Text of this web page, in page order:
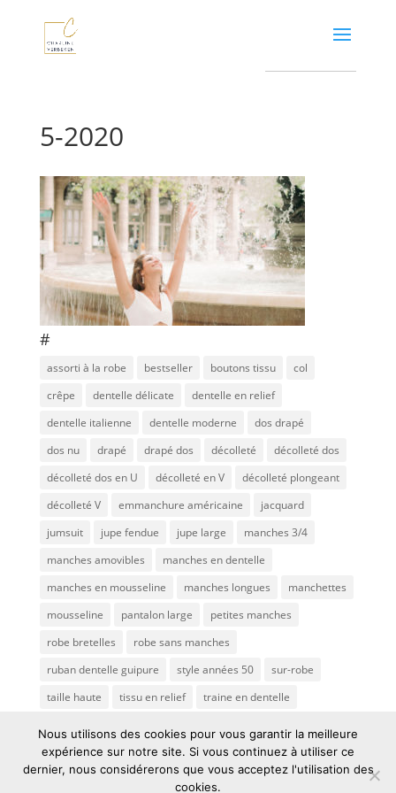
5-2020
#
assorti à la robe bestseller boutons tissu
col
crêpe
dentelle délicate
dentelle en relief
dentelle italienne
dentelle moderne
dos drapé
dos nu
drapé drapé dos décolleté
décolleté dos
décolleté dos en U
décolleté en V
décolleté plongeant
décolleté V
emmanchure américaine
jacquard
jumsuit
jupe fendue jupe large
manches 3/4
manches amovibles
manches en dentelle
manches en mousseline
manches longues
manchettes
mousseline
pantalon large
petites manches
robe bretelles
robe sans manches
ruban dentelle guipure
style années 50
sur-robe
taille haute
tissu en relief
traine en dentelle
Nous utilisons des cookies pour vous garantir la meilleure
expérience sur notre site. Si vous continuez à utiliser ce
dernier, nous considérerons que vous acceptez l'utilisation des
cookies.